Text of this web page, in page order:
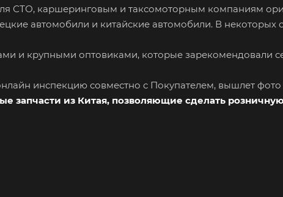
СТО, каршеринговым и таксомоторным компаниям
автомобили и китайские автомобили. В некоторых
и крупными оптовиками, которые зарекомендовали
инспекцию совместно с Покупателем, вышлет
запчасти из Китая, позволяющие сделать